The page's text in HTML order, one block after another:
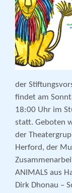
der
findet am
18:00 Uhr im
statt. Geboten
der
Herford, der
ANIMALS aus
Dirk Dhonau –